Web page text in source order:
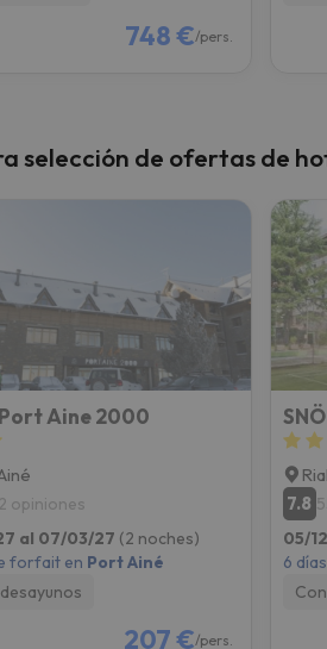
748 €/pers.
selección de ofertas de
Aine 2000
opiniones
al 07/03/27 (2 noches)
forfait en Port Ainé
207 €/pers.
7.8
05/
6